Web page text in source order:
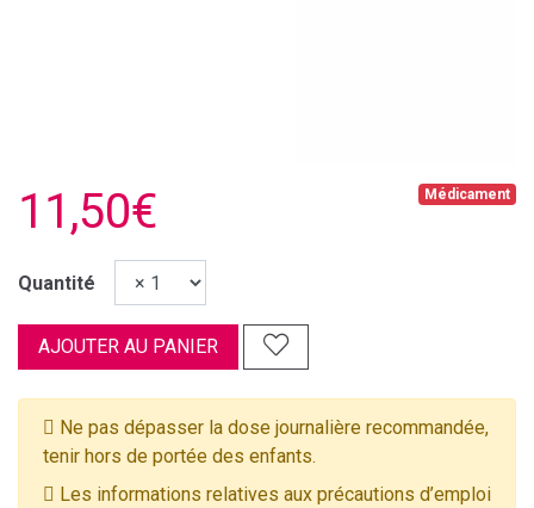
Médicament
11,50€
Quantité
AJOUTER AU PANIER
Ne pas dépasser la dose journalière recommandée,
tenir hors de portée des enfants.
Les informations relatives aux précautions d’emploi